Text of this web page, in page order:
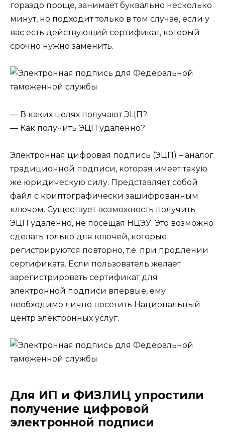
гораздо проще, занимает буквально несколько
минут, но подходит только в том случае, если у
вас есть действующий сертификат, который
срочно нужно заменить.
— В каких целях получают ЭЦП?
— Как получить ЭЦП удаленно?
Электронная цифровая подпись (ЭЦП) – аналог
традиционной подписи, которая имеет такую
же юридическую силу. Представляет собой
файл с криптографически зашифрованным
ключом. Существует возможность получить
ЭЦП удаленно, не посещая НЦЭУ. Это возможно
сделать только для ключей, которые
регистрируются повторно, т.е. при продлении
сертификата. Если пользователь желает
зарегистрировать сертификат для
электронной подписи впервые, ему
необходимо лично посетить Национальный
центр электронных услуг.
Для ИП и ФИЗЛИЦ упростили
получение цифровой
электронной подписи